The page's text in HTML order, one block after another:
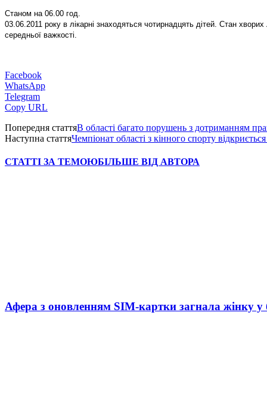
Станом на 06.00 год.
03.06.2011 року в лікарні знаходяться чотирнадцять дітей. Стан хворих
середньої важкості.
Facebook
WhatsApp
Telegram
Copy URL
Попередня статтяВ області багато порушень з дотриманням
Наступна статтяЧемпіонат області з кінного спорту відкриється
СТАТТІ ЗА ТЕМОЮБІЛЬШЕ ВІД АВТОРА
Афера з оновленням SIM-картки загнала жінку у